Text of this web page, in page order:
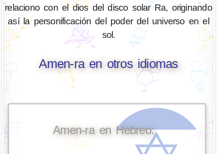
relaciono con el dios del disco solar Ra, originando
así la personificación del poder del universo en el
sol.
Amen-ra en otros idiomas
Amen-ra en Hebreo: